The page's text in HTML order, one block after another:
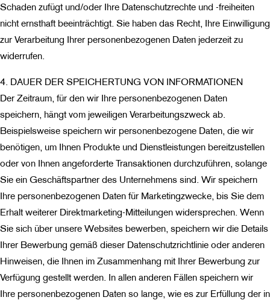
Schaden zufügt und/oder Ihre Datenschutzrechte und -freiheiten
nicht ernsthaft beeinträchtigt. Sie haben das Recht, Ihre Einwilligung
zur Verarbeitung Ihrer personenbezogenen Daten jederzeit zu
widerrufen.
4. DAUER DER SPEICHERTUNG VON INFORMATIONEN
Der Zeitraum, für den wir Ihre personenbezogenen Daten
speichern, hängt vom jeweiligen Verarbeitungszweck ab.
Beispielsweise speichern wir personenbezogene Daten, die wir
benötigen, um Ihnen Produkte und Dienstleistungen bereitzustellen
oder von Ihnen angeforderte Transaktionen durchzuführen, solange
Sie ein Geschäftspartner des Unternehmens sind. Wir speichern
Ihre personenbezogenen Daten für Marketingzwecke, bis Sie dem
Erhalt weiterer Direktmarketing-Mitteilungen widersprechen. Wenn
Sie sich über unsere Websites bewerben, speichern wir die Details
Ihrer Bewerbung gemäß dieser Datenschutzrichtlinie oder anderen
Hinweisen, die Ihnen im Zusammenhang mit Ihrer Bewerbung zur
Verfügung gestellt werden. In allen anderen Fällen speichern wir
Ihre personenbezogenen Daten so lange, wie es zur Erfüllung der in